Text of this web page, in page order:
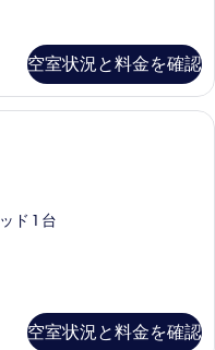
空室状況と料金を確認
プト綿のシーツ、高級寝具、ピ
ド 1 台
空室状況と料金を確認